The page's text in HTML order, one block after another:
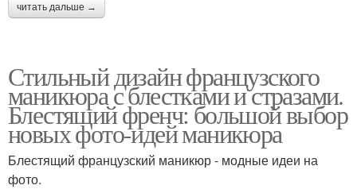
читать дальше →
Стильный дизайн французского
маникюра с блестками и стразами.
Блестящий френч: большой выбор
новых фото-идей маникюра
Блестящий французский маникюр - модные идеи на
фото.